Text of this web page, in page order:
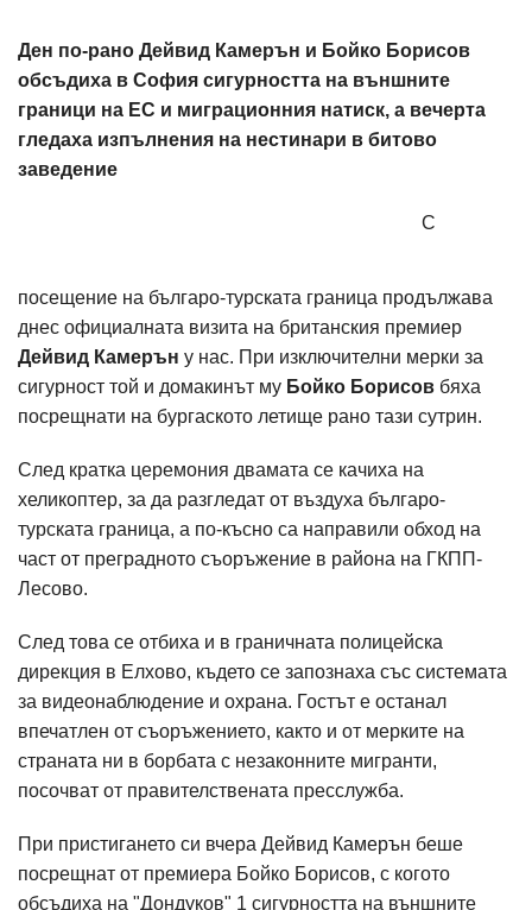
Ден по-рано Дейвид Камерън и Бойко Борисов
обсъдиха в София сигурността на външните
граници на ЕС и миграционния натиск, а вечерта
гледаха изпълнения на нестинари в битово
заведение
С
посещение на българо-турската граница продължава
днес официалната визита на британския премиер
Дейвид Камерън у нас. При изключителни мерки за
сигурност той и домакинът му Бойко Борисов бяха
посрещнати на бургаското летище рано тази сутрин.
След кратка церемония двамата се качиха на
хеликоптер, за да разгледат от въздуха българо-
турската граница, а по-късно са направили обход на
част от преградното съоръжение в района на ГКПП-
Лесово.
След това се отбиха и в граничната полицейска
дирекция в Елхово, където се запознаха със системата
за видеонаблюдение и охрана. Гостът е останал
впечатлен от съоръжението, както и от мерките на
страната ни в борбата с незаконните мигранти,
посочват от правителствената пресслужба.
При пристигането си вчера Дейвид Камерън беше
посрещнат от премиера Бойко Борисов, с когото
обсъдиха на "Дондуков" 1 сигурността на външните